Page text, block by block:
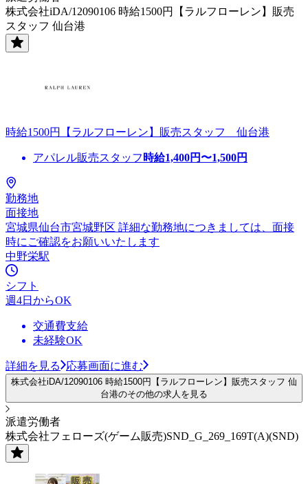
株式会社iDA/12090106 時給1500円【ラルフローレン】販売
スタッフ 仙台港
時給1500円【ラルフローレン】販売スタッフ 仙台港
アパレル販売スタッフ 時給1,400円〜1,500円
勤務地
面接地
宮城県仙台市宮城野区 詳細な勤務地につきましては、面接
時にご確認をお願いいたします
中野栄駅
シフト
週4日からOK
交通費支給
未経験OK
詳細を見る 応募画面に進む
株式会社iDA/12090106 時給1500円【ラルフローレン】販売スタッフ 仙
台港のその他の求人を見る
派遣労働者
株式会社フェローズ(ゲーム販売)SND_G_269_169T(A)(SND)